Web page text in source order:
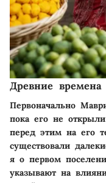
Древние
Первоначально
пока его не
перед этим на его
существовали
я о первом
указывают на